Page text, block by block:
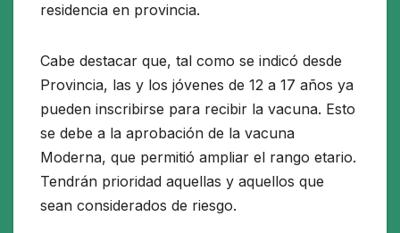
residencia en provincia.
Cabe destacar que, tal como se indicó desde
Provincia, las y los jóvenes de 12 a 17 años ya
pueden inscribirse para recibir la vacuna. Esto
se debe a la aprobación de la vacuna
Moderna, que permitió ampliar el rango etario.
Tendrán prioridad aquellas y aquellos que
sean considerados de riesgo.